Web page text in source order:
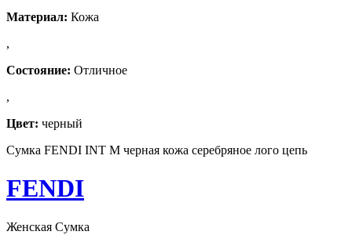
Материал: Кожа
,
Состояние: Отличное
,
Цвет: черный
Сумка FENDI INT M черная кожа серебряное лого цепь
FENDI
Женская Сумка